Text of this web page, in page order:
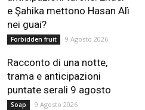
e Şahika mettono Hasan Alì
nei guai?
Forbidden fruit 9 Agosto 2026
Racconto di una notte,
trama e anticipazioni
puntate serali 9 agosto
Soap 9 Agosto 2026